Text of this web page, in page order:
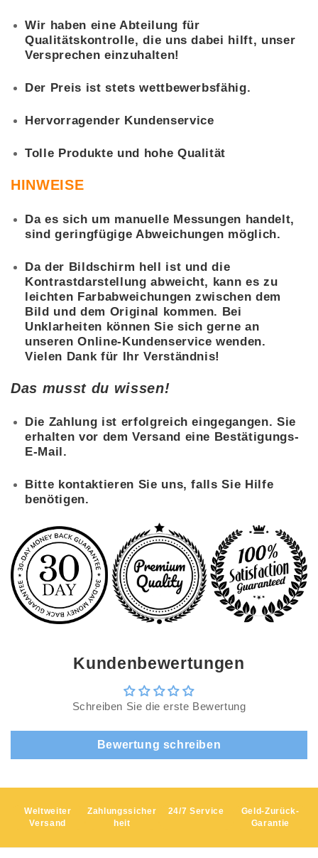
Wir haben eine Abteilung für
Qualitätskontrolle, die uns dabei hilft, unser
Versprechen einzuhalten!
Der Preis ist stets wettbewerbsfähig.
Hervorragender Kundenservice
Tolle Produkte und hohe Qualität
HINWEISE
Da es sich um manuelle Messungen handelt,
sind geringfügige Abweichungen möglich.
Da der Bildschirm hell ist und die
Kontrastdarstellung abweicht, kann es zu
leichten Farbabweichungen zwischen dem
Bild und dem Original kommen. Bei
Unklarheiten können Sie sich gerne an
unseren Online-Kundenservice wenden.
Vielen Dank für Ihr Verständnis!
Das musst du wissen!
Die Zahlung ist erfolgreich eingegangen. Sie
erhalten vor dem Versand eine Bestätigungs-
E-Mail.
Bitte kontaktieren Sie uns, falls Sie Hilfe
benötigen.
Kundenbewertungen
Schreiben Sie die erste Bewertung
Bewertung schreiben
Weltweiter
Versand
Zahlungssicher
heit
24/7 Service
Geld-Zurück-
Garantie